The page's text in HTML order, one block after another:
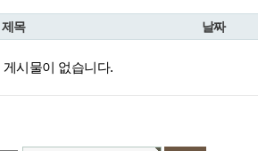
제목 날짜
게시물이 없습니다.